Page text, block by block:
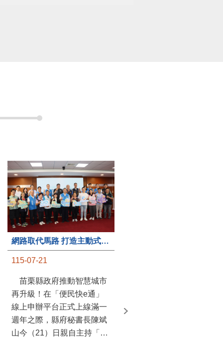
115-07-21
苗栗縣政府推動智慧城市
再升級！在「便民快e通」
線上申辦平台正式上線滿一
週年之際，縣府秘書長陳斌
山今（21）日親自主持「便
運作，這是鄉內第6個、全